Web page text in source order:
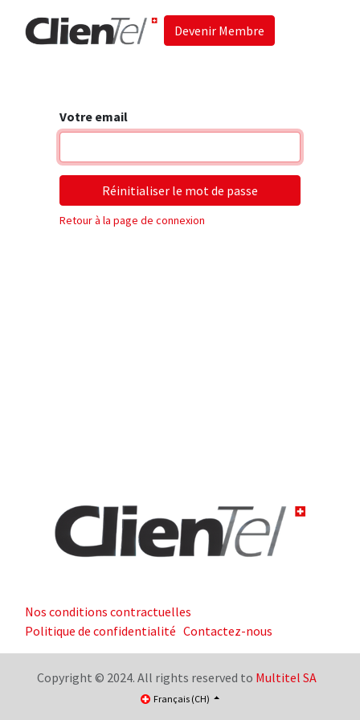
Devenir Membre
Votre email
Réinitialiser le mot de passe
Retour à la page de connexion
Nos conditions contractuelles
Politique de confidentialité Contactez-nous
Copyright © 2024. All rights reserved to Multitel SA
Français (CH)